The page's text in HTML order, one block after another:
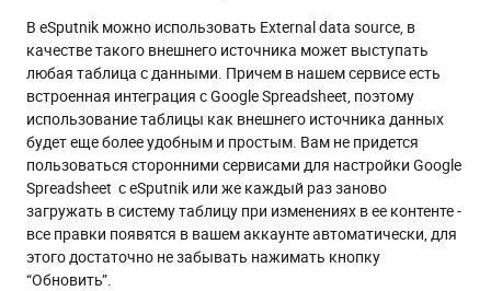
В eSputnik можно использовать External data source, в
качестве такого внешнего источника может выступать
любая таблица с данными. Причем в нашем сервисе есть
встроенная интеграция с Google Spreadsheet, поэтому
использование таблицы как внешнего источника данных
будет еще более удобным и простым. Вам не придется
пользоваться сторонними сервисами для настройки Google
Spreadsheet с еSputnik или же каждый раз заново
загружать в систему таблицу при изменениях в ее контенте -
все правки появятся в вашем аккаунте автоматически, для
этого достаточно не забывать нажимать кнопку
“Обновить”.